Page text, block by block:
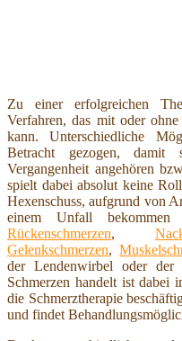
Zu einer erfolgreichen
Verfahren, das mit oder
kann. Unterschiedliche
Betracht gezogen, damit
Vergangenheit angehören
spielt dabei absolut keine
Hexenschuss, aufgrund von
einem Unfall
Rückenschmerzen,
Gelenkschmerzen,
der Lendenwirbel oder der
Schmerzen handelt ist dabei
die Schmerztherapie
und findet